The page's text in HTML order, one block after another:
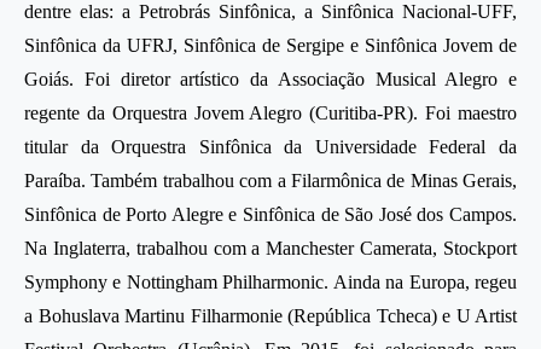
dentre elas: a Petrobrás Sinfônica, a Sinfônica Nacional-UFF,
Sinfônica da UFRJ, Sinfônica de Sergipe e Sinfônica Jovem de
Goiás. Foi diretor artístico da Associação Musical Alegro e
regente da Orquestra Jovem Alegro (Curitiba-PR). Foi maestro
titular da Orquestra Sinfônica da Universidade Federal da
Paraíba. Também trabalhou com a Filarmônica de Minas Gerais,
Sinfônica de Porto Alegre e Sinfônica de São José dos Campos.
Na Inglaterra, trabalhou com a Manchester Camerata, Stockport
Symphony e Nottingham Philharmonic. Ainda na Europa, regeu
a Bohuslava Martinu Filharmonie (República Tcheca) e U Artist